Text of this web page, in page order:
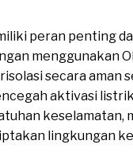
peran penting
menggunakan
secara aman
aktivasi
keselamatan,
lingkungan